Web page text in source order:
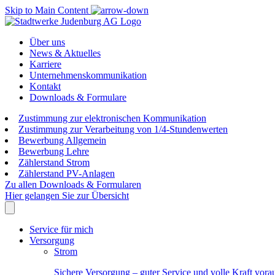
Skip to Main Content
Über uns
News & Aktuelles
Karriere
Unternehmenskommunikation
Kontakt
Downloads & Formulare
Zustimmung zur elektronischen Kommunikation
Zustimmung zur Verarbeitung von 1/4-Stundenwerten
Bewerbung Allgemein
Bewerbung Lehre
Zählerstand Strom
Zählerstand PV-Anlagen
Zu allen Downloads & Formularen
Hier gelangen Sie zur Übersicht
Service für mich
Versorgung
Strom
Sichere Versorgung – guter Service und volle Kraft